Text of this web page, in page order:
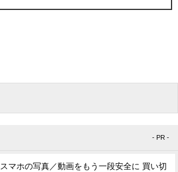
- PR -
スマホの写真／動画をもう一段安全に 買い切